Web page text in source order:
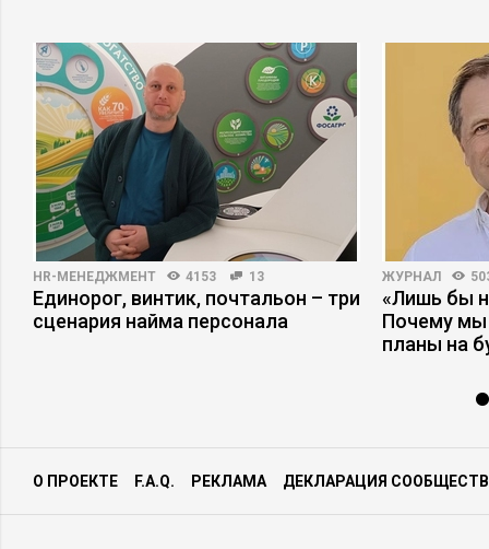
HR-МЕНЕДЖМЕНТ 4153 13
Единорог, винтик, почтальон – три
сценария найма персонала
ЖУРНАЛ
«Лишь бы
Почему мы
планы на
О ПРОЕКТЕ F.A.Q. РЕКЛАМА ДЕКЛАРАЦИЯ